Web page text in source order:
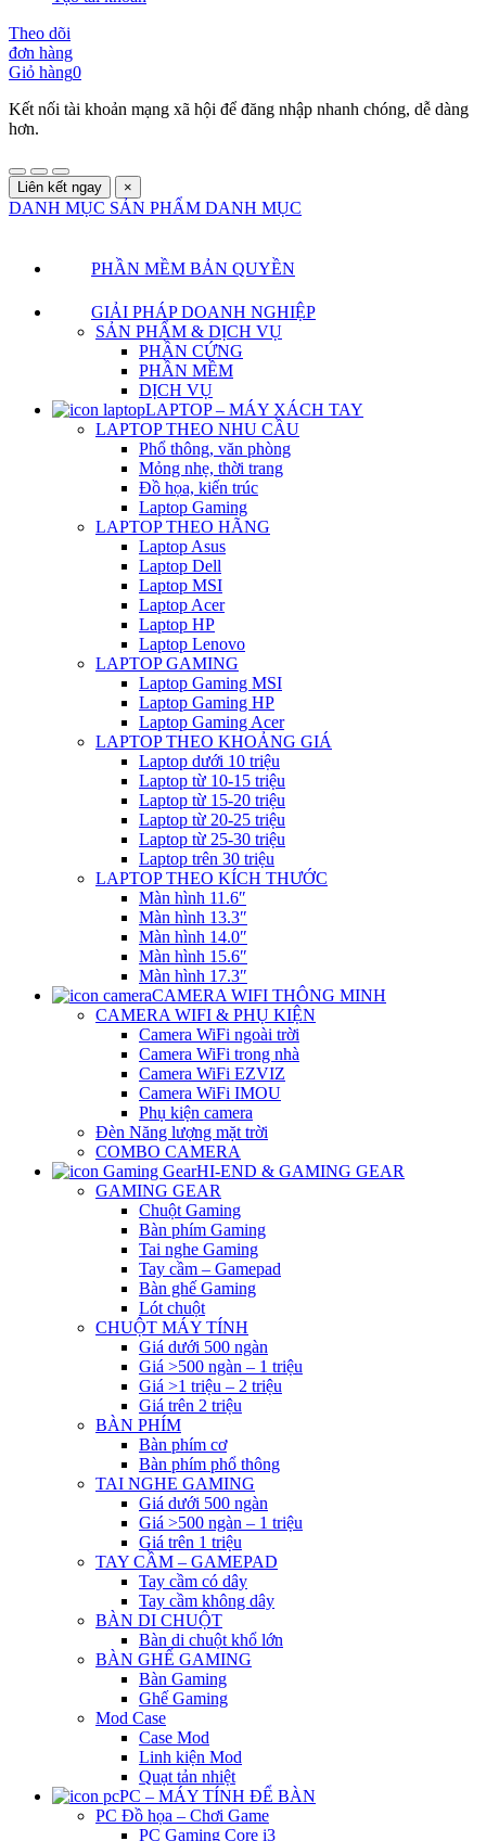
Theo dõi
đơn hàng
Giỏ hàng0
Kết nối tài khoản mạng xã hội để đăng nhập nhanh chóng, dễ dàng
hơn.
Liên kết ngay ×
DANH MỤC SẢN PHẨM DANH MỤC
PHẦN MỀM BẢN QUYỀN
GIẢI PHÁP DOANH NGHIỆP
SẢN PHẨM & DỊCH VỤ
PHẦN CỨNG
PHẦN MỀM
DỊCH VỤ
LAPTOP – MÁY XÁCH TAY
LAPTOP THEO NHU CẦU
Phổ thông, văn phòng
Mỏng nhẹ, thời trang
Đồ họa, kiến trúc
Laptop Gaming
LAPTOP THEO HÃNG
Laptop Asus
Laptop Dell
Laptop MSI
Laptop Acer
Laptop HP
Laptop Lenovo
LAPTOP GAMING
Laptop Gaming MSI
Laptop Gaming HP
Laptop Gaming Acer
LAPTOP THEO KHOẢNG GIÁ
Laptop dưới 10 triệu
Laptop từ 10-15 triệu
Laptop từ 15-20 triệu
Laptop từ 20-25 triệu
Laptop từ 25-30 triệu
Laptop trên 30 triệu
LAPTOP THEO KÍCH THƯỚC
Màn hình 11.6″
Màn hình 13.3″
Màn hình 14.0″
Màn hình 15.6″
Màn hình 17.3″
CAMERA WIFI THÔNG MINH
CAMERA WIFI & PHỤ KIỆN
Camera WiFi ngoài trời
Camera WiFi trong nhà
Camera WiFi EZVIZ
Camera WiFi IMOU
Phụ kiện camera
Đèn Năng lượng mặt trời
COMBO CAMERA
HI-END & GAMING GEAR
GAMING GEAR
Chuột Gaming
Bàn phím Gaming
Tai nghe Gaming
Tay cầm – Gamepad
Bàn ghế Gaming
Lót chuột
CHUỘT MÁY TÍNH
Giá dưới 500 ngàn
Giá >500 ngàn – 1 triệu
Giá >1 triệu – 2 triệu
Giá trên 2 triệu
BÀN PHÍM
Bàn phím cơ
Bàn phím phổ thông
TAI NGHE GAMING
Giá dưới 500 ngàn
Giá >500 ngàn – 1 triệu
Giá trên 1 triệu
TAY CẦM – GAMEPAD
Tay cầm có dây
Tay cầm không dây
BÀN DI CHUỘT
Bàn di chuột khổ lớn
BÀN GHẾ GAMING
Bàn Gaming
Ghế Gaming
Mod Case
Case Mod
Linh kiện Mod
Quạt tản nhiệt
PC – MÁY TÍNH ĐỂ BÀN
PC Đồ họa – Chơi Game
PC Gaming Core i3